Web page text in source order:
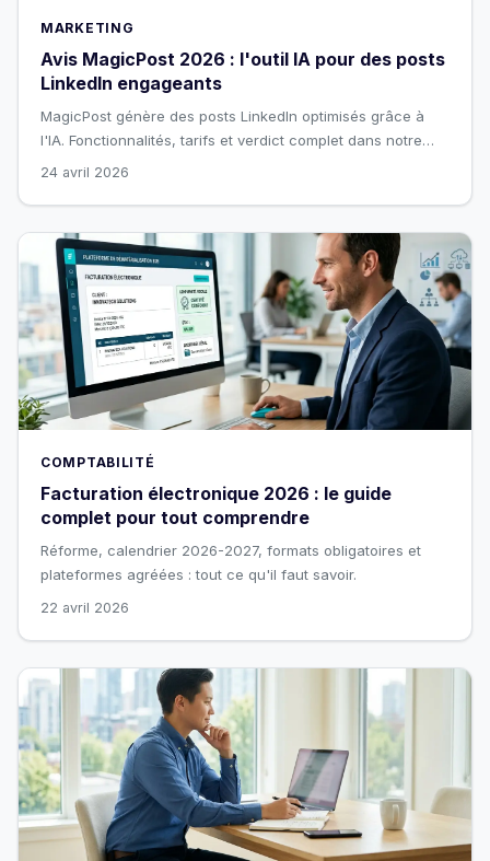
MARKETING
Avis MagicPost 2026 : l'outil IA pour des posts
LinkedIn engageants
MagicPost génère des posts LinkedIn optimisés grâce à
l'IA. Fonctionnalités, tarifs et verdict complet dans notre
avis 2026.
24 avril 2026
COMPTABILITÉ
Facturation électronique 2026 : le guide
complet pour tout comprendre
Réforme, calendrier 2026-2027, formats obligatoires et
plateformes agréées : tout ce qu'il faut savoir.
22 avril 2026